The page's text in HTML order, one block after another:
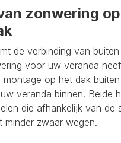
zonwering
de verbinding van
voor uw veranda
montage op het dak
veranda binnen. Beide
die afhankelijk van de
minder zwaar wegen.